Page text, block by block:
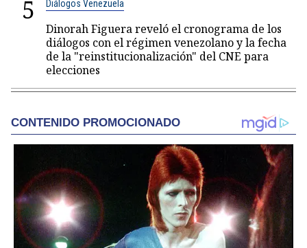
5 Diálogos Venezuela
Dinorah Figuera reveló el cronograma de los
diálogos con el régimen venezolano y la fecha
de la "reinstitucionalización" del CNE para
elecciones